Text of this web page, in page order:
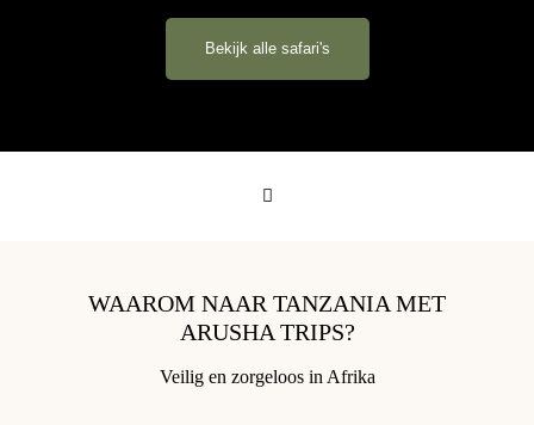
Bekijk alle safari's
WAAROM NAAR TANZANIA MET
ARUSHA TRIPS?
Veilig en zorgeloos in Afrika